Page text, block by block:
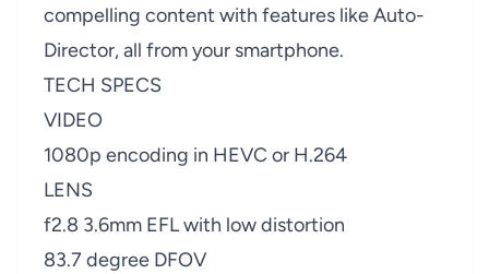
compelling content with features like Auto-
Director, all from your smartphone.
TECH SPECS
VIDEO
1080p encoding in HEVC or H.264
LENS
f2.8 3.6mm EFL with low distortion
83.7 degree DFOV